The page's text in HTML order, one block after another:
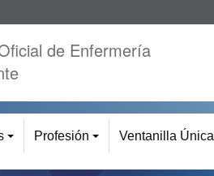
de Enfermería
Profesión Ventanilla Única